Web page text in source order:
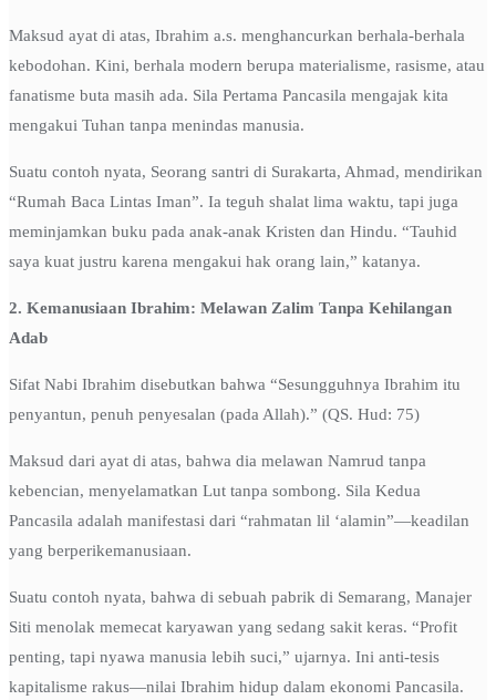
Maksud ayat di atas, Ibrahim a.s. menghancurkan berhala-berhala
kebodohan. Kini, berhala modern berupa materialisme, rasisme, atau
fanatisme buta masih ada. Sila Pertama Pancasila mengajak kita
mengakui Tuhan tanpa menindas manusia.
Suatu contoh nyata, Seorang santri di Surakarta, Ahmad, mendirikan
“Rumah Baca Lintas Iman”. Ia teguh shalat lima waktu, tapi juga
meminjamkan buku pada anak-anak Kristen dan Hindu. “Tauhid
saya kuat justru karena mengakui hak orang lain,” katanya.
2. Kemanusiaan Ibrahim: Melawan Zalim Tanpa Kehilangan
Adab
Sifat Nabi Ibrahim disebutkan bahwa “Sesungguhnya Ibrahim itu
penyantun, penuh penyesalan (pada Allah).” (QS. Hud: 75)
Maksud dari ayat di atas, bahwa dia melawan Namrud tanpa
kebencian, menyelamatkan Lut tanpa sombong. Sila Kedua
Pancasila adalah manifestasi dari “rahmatan lil ‘alamin”—keadilan
yang berperikemanusiaan.
Suatu contoh nyata, bahwa di sebuah pabrik di Semarang, Manajer
Siti menolak memecat karyawan yang sedang sakit keras. “Profit
penting, tapi nyawa manusia lebih suci,” ujarnya. Ini anti-tesis
kapitalisme rakus—nilai Ibrahim hidup dalam ekonomi Pancasila.